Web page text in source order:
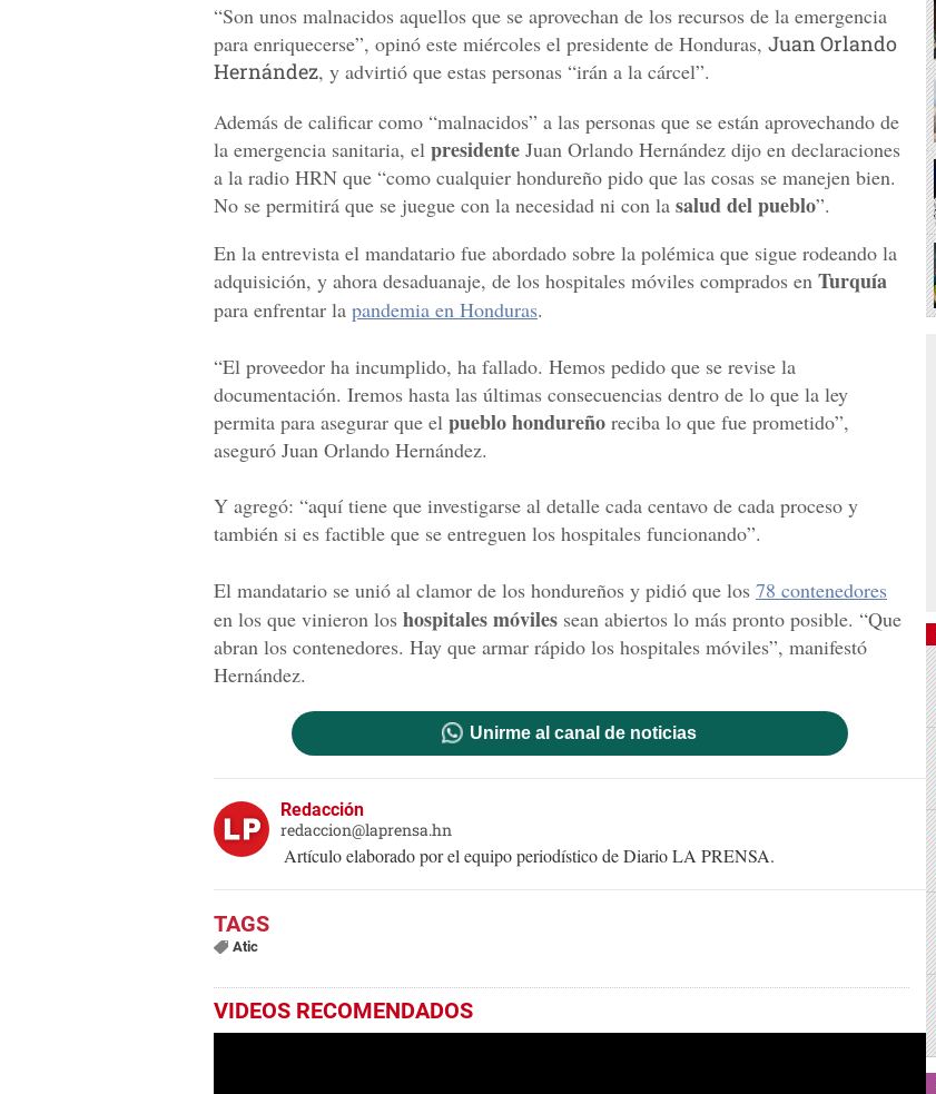
“Son unos malnacidos aquellos que se aprovechan de los recursos de la emergencia
para enriquecerse”, opinó este miércoles el presidente de Honduras, Juan Orlando
Hernández, y advirtió que estas personas “irán a la cárcel”.
Además de calificar como “malnacidos” a las personas que se están aprovechando de
la emergencia sanitaria, el presidente Juan Orlando Hernández dijo en declaraciones
a la radio HRN que “como cualquier hondureño pido que las cosas se manejen bien.
No se permitirá que se juegue con la necesidad ni con la salud del pueblo”.
En la entrevista el mandatario fue abordado sobre la polémica que sigue rodeando la
adquisición, y ahora desaduanaje, de los hospitales móviles comprados en Turquía
para enfrentar la pandemia en Honduras.
“El proveedor ha incumplido, ha fallado. Hemos pedido que se revise la
documentación. Iremos hasta las últimas consecuencias dentro de lo que la ley
permita para asegurar que el pueblo hondureño reciba lo que fue prometido”,
aseguró Juan Orlando Hernández.
Y agregó: “aquí tiene que investigarse al detalle cada centavo de cada proceso y
también si es factible que se entreguen los hospitales funcionando”.
El mandatario se unió al clamor de los hondureños y pidió que los 78 contenedores
en los que vinieron los hospitales móviles sean abiertos lo más pronto posible. “Que
abran los contenedores. Hay que armar rápido los hospitales móviles”, manifestó
Hernández.
Unirme al canal de noticias
Redacción
redaccion@laprensa.hn
Artículo elaborado por el equipo periodístico de Diario LA PRENSA.
Atic
VIDEOS RECOMENDADOS